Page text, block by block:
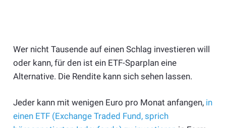
Wer nicht Tausende auf einen Schlag investieren will
oder kann, für den ist ein ETF-Sparplan eine
Alternative. Die Rendite kann sich sehen lassen.
Jeder kann mit wenigen Euro pro Monat anfangen, in
einen ETF (Exchange Traded Fund, sprich